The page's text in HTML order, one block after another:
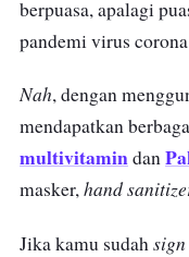
berpuasa, apalagi
pandemi virus
Nah, dengan
mendapatkan
multivitamindan
masker,hand
Jika kamu sudah